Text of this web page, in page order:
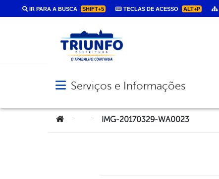
IR PARA A BUSCA SHIFT+5 TECLAS DE ACESSO ALT+P
Abrir menu principal de navegação
Serviços e Informações
Você está aqui:IMG-20170329-WA0023